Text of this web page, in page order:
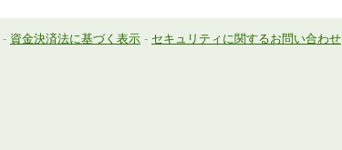
- 資金決済法に基づく表示 - セキュリティに関するお問い合わせ